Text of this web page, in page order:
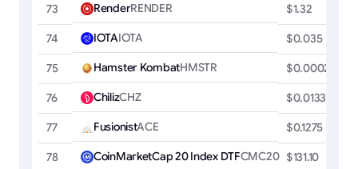
73 RenderRENDER $1.32
74 IOTAIOTA $0.035
75 Hamster KombatHMSTR $0.00022344
76 ChilizCHZ $0.0133
77 FusionistACE $0.1275
78 CoinMarketCap 20 Index DTFCMC20 $131.10